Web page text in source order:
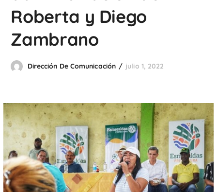
Roberta y Diego
Zambrano
Dirección De Comunicación julio 1, 2022